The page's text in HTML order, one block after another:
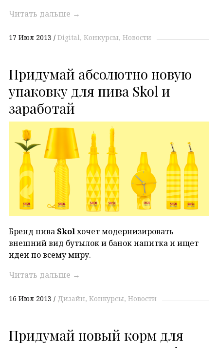
Читать дальше →
17 Июл 2013 Digital Конкурсы Новости
Придумай абсолютно новую
упаковку для пива Skol и
заработай
Бренд пива Skol хочет модернизировать
внешний вид бутылок и банок напитка и ищет
идеи по всему миру.
Читать дальше →
16 Июл 2013 Дизайн Конкурсы Новости
Придумай новый корм для